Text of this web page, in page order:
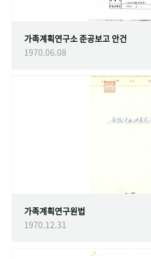
가족계획연구소 준공보고 안건
1970.06.08
가족계획연구원법
1970.12.31